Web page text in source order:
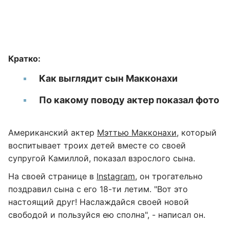
Кратко:
Как выглядит сын Макконахи
По какому поводу актер показал фото
Американский актер Мэттью Макконахи, который
воспитывает троих детей вместе со своей
супругой Камиллой, показал взрослого сына.
На своей странице в Instagram, он трогательно
поздравил сына с его 18-ти летим. "Вот это
настоящий друг! Наслаждайся своей новой
свободой и пользуйся ею сполна", - написал он.